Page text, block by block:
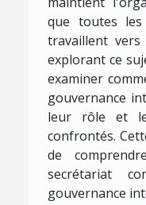
que toutes
travaillent vers
explorant ce
examiner
gouvernance
leur rôle et
confrontés.
de
secrétariat
gouvernance